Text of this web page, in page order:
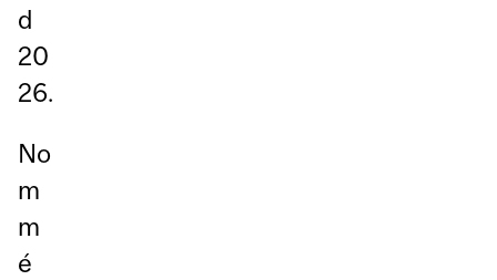
d
20
26.
No
m
m
é